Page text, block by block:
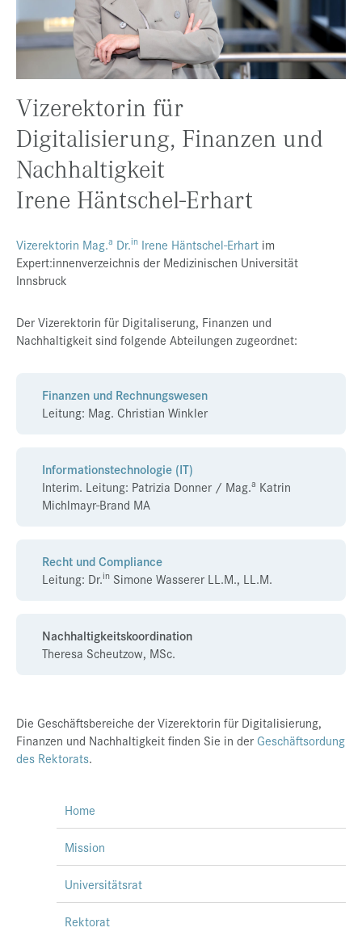
Presse
Jobs
Kontakt
Datenschutz
Service-Links
de | en
Vizerektorin für
Digitalisierung, Finanzen und
Nachhaltigkeit
Irene Häntschel-Erhart
Vizerektorin Mag.a Dr.in Irene Häntschel-Erhart im
Expert:innenverzeichnis der Medizinischen Universität
Innsbruck
Der Vizerektorin für Digitaliserung, Finanzen und
Nachhaltigkeit sind folgende Abteilungen zugeordnet:
Finanzen und Rechnungswesen
Leitung: Mag. Christian Winkler
Informationstechnologie (IT)
Interim. Leitung: Patrizia Donner / Mag.a Katrin
Michlmayr-Brand MA
Recht und Compliance
Leitung: Dr.in Simone Wasserer LL.M., LL.M.
Nachhaltigkeitskoordination
Theresa Scheutzow, MSc.
Die Geschäftsbereiche der Vizerektorin für Digitalisierung,
Finanzen und Nachhaltigkeit finden Sie in derGeschäftsordung
des Rektorats.
Home
Mission
Universitätsrat
Rektorat